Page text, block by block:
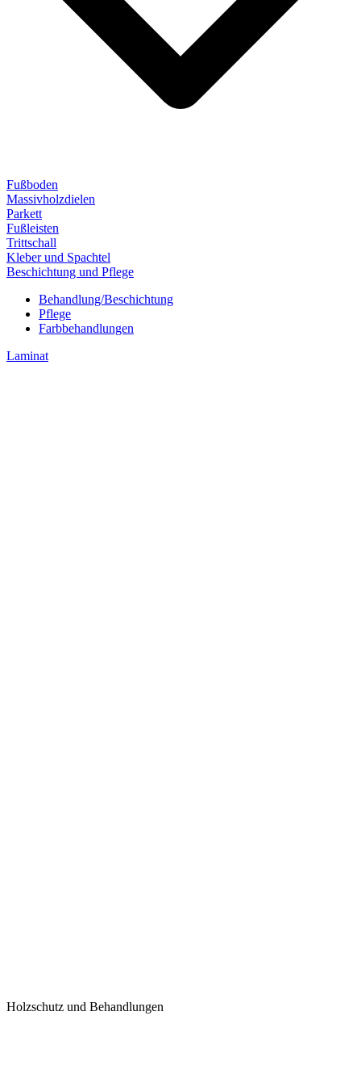
Fußboden
Massivholzdielen
Parkett
Fußleisten
Trittschall
Kleber und Spachtel
Beschichtung und Pflege
Behandlung/Beschichtung
Pflege
Farbbehandlungen
Laminat
Holzschutz und Behandlungen